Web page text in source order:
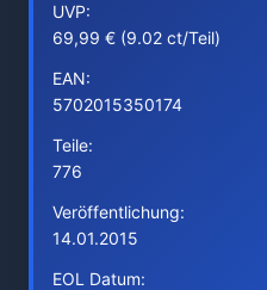
UVP:
69,99 € (9.02 ct/Teil)
EAN:
5702015350174
Teile:
776
Veröffentlichung:
14.01.2015
EOL Datum: